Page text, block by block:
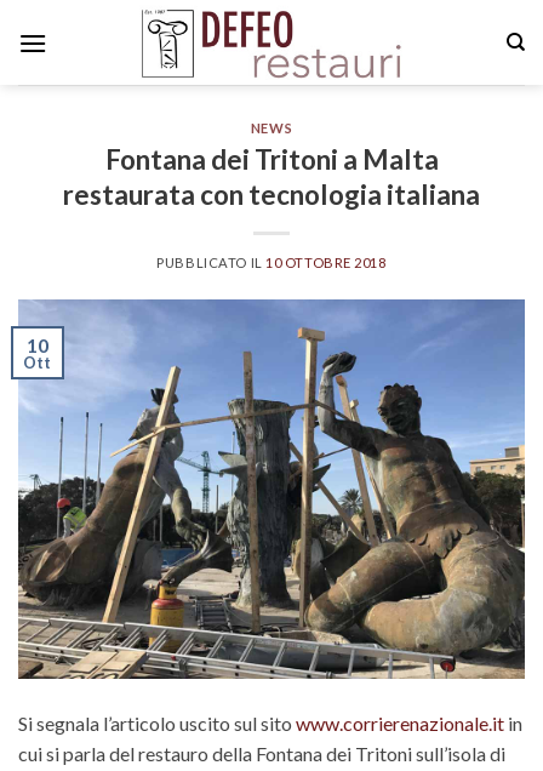
NEWS
Fontana dei Tritoni a Malta
restaurata con tecnologia italiana
PUBBLICATO IL 10 OTTOBRE 2018
10
Ott
Si segnala l’articolo uscito sul sito www.corrierenazionale.it in
cui si parla del restauro della Fontana dei Tritoni sull’isola di